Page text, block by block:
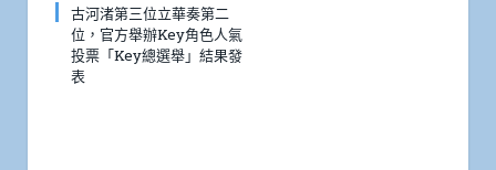
古河渚第三位立華奏第二
位，官方舉辦Key角色人氣
投票「Key總選舉」結果發
表